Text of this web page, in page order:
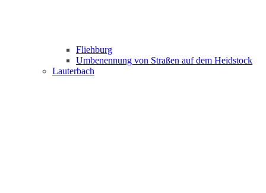
Fliehburg
Umbenennung von Straßen auf dem Heidstock
Lauterbach